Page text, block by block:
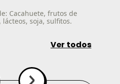
Cacahuete, frutos de
soja, sulfitos.
Ver todos